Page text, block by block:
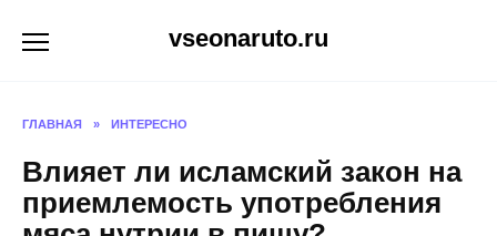
vseonaruto.ru
ГЛАВНАЯ » ИНТЕРЕСНО
Влияет ли исламский закон на
приемлемость употребления